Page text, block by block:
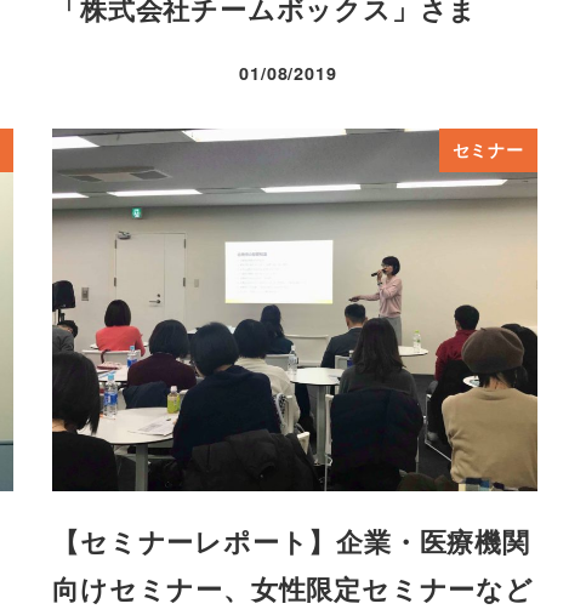
「株式会社チームボックス」さま
投稿日
01/08/2019
セミナー
【セミナーレポート】企業・医療機関
向けセミナー、女性限定セミナーなど